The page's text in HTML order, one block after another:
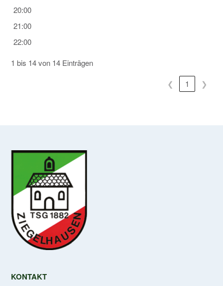
20:00
21:00
22:00
1 bis 14 von 14 Einträgen
❮ 1 ❯
KONTAKT